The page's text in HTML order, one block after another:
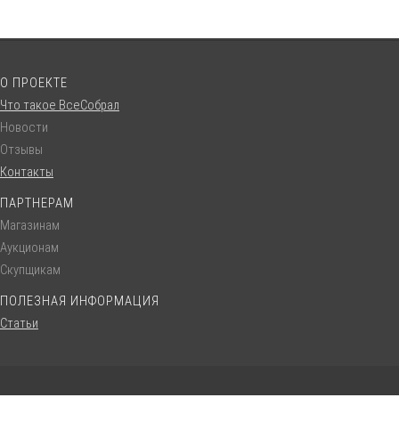
О ПРОЕКТЕ
Что такое ВсеСобрал
Новости
Отзывы
Контакты
ПАРТНЕРАМ
Магазинам
Аукционам
Скупщикам
ПОЛЕЗНАЯ ИНФОРМАЦИЯ
Статьи